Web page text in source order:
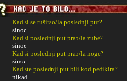
Kad si se tuširao/la poslednji put?
sinoc
Kad si poslednji put prao/la zube?
sinoc
Kad si poslednji put prao/la noge?
sinoc
Kad ste poslednji put bili kod pedikira?
nikad